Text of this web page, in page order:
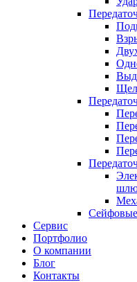
Сервис
Портфолио
О компании
Блог
Контакты